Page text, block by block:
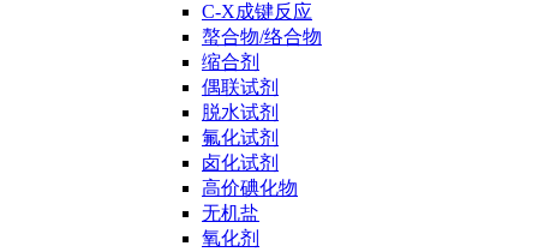
C-X成键反应
螯合物/络合物
缩合剂
偶联试剂
脱水试剂
氟化试剂
卤化试剂
高价碘化物
无机盐
氧化剂